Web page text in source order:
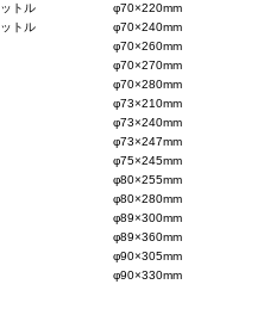
トル
トル
φ70×220mm
φ70×240mm
φ70×260mm
φ70×270mm
φ70×280mm
φ73×210mm
φ73×240mm
φ73×247mm
φ75×245mm
φ80×255mm
φ80×280mm
φ89×300mm
φ89×360mm
φ90×305mm
φ90×330mm